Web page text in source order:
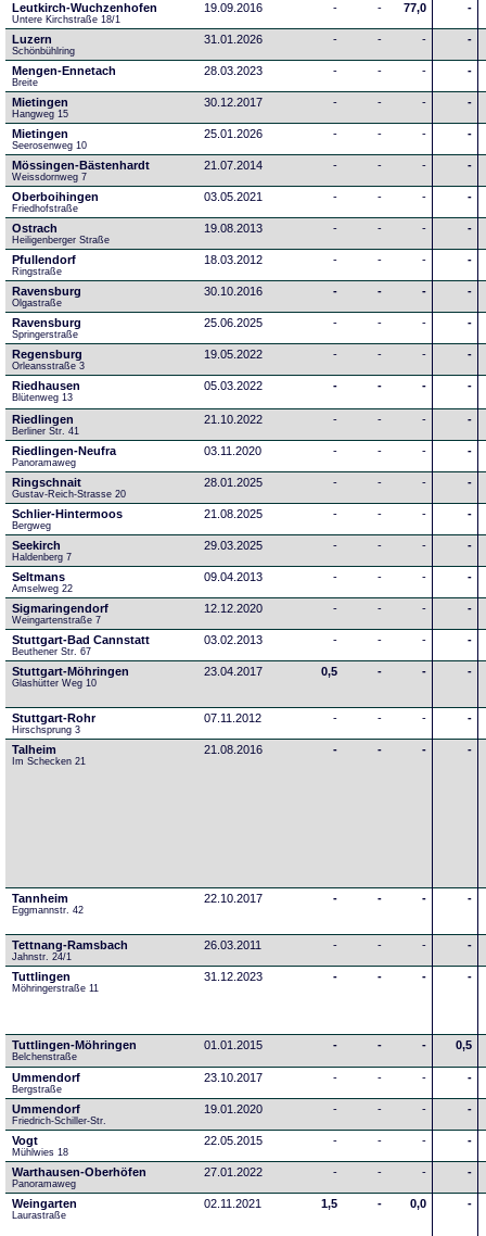
Leutkirch-Wuchzenhofen
Untere Kirchstraße 18/1
19.09.2016 - - 77,0 -
Luzern
Schönbühlring
31.01.2026 - - - -
Mengen-Ennetach
Breite
28.03.2023 - - - -
Mietingen
Hangweg 15
30.12.2017 - - - -
Mietingen
Seerosenweg 10
25.01.2026 - - - -
Mössingen-Bästenhardt
Weissdornweg 7
21.07.2014 - - - -
Oberboihingen
Friedhofstraße
03.05.2021 - - - -
Ostrach
Heiligenberger Straße
19.08.2013 - - - -
Pfullendorf
Ringstraße
18.03.2012 - - - -
Ravensburg
Olgastraße
30.10.2016 - - - -
Ravensburg
Springerstraße
25.06.2025 - - - -
Regensburg
Orleansstraße 3
19.05.2022 - - - -
Riedhausen
Blütenweg 13
05.03.2022 - - - -
Riedlingen
Berliner Str. 41
21.10.2022 - - - -
Riedlingen-Neufra
Panoramaweg
03.11.2020 - - - -
Ringschnait
Gustav-Reich-Strasse 20
28.01.2025 - - - -
Schlier-Hintermoos
Bergweg
21.08.2025 - - - -
Seekirch
Haldenberg 7
29.03.2025 - - - -
Seltmans
Amselweg 22
09.04.2013 - - - -
Sigmaringendorf
Weingartenstraße 7
12.12.2020 - - - -
Stuttgart-Bad Cannstatt
Beuthener Str. 67
03.02.2013 - - - -
Stuttgart-Möhringen
Glashütter Weg 10
23.04.2017 0,5 - - -
Stuttgart-Rohr
Hirschsprung 3
07.11.2012 - - - -
Talheim
Im Schecken 21
21.08.2016 - - - -
Tannheim
Eggmannstr. 42
22.10.2017 - - - -
Tettnang-Ramsbach
Jahnstr. 24/1
26.03.2011 - - - -
Tuttlingen
Möhringerstraße 11
31.12.2023 - - - -
Tuttlingen-Möhringen
Belchenstraße
01.01.2015 - - - 0,5
Ummendorf
Bergstraße
23.10.2017 - - - -
Ummendorf
Friedrich-Schiller-Str.
19.01.2020 - - - -
Vogt
Mühlwies 18
22.05.2015 - - - -
Warthausen-Oberhöfen
Panoramaweg
27.01.2022 - - - -
Weingarten
Laurastraße
02.11.2021 1,5 - 0,0 -